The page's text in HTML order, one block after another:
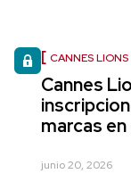
CANNES
Cannes
marcas
junio 20, 2026